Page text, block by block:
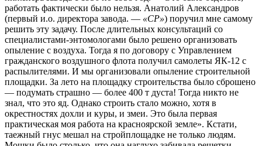
работать фактически было нельзя. Анатолий Александров
(первый и.о. директора завода. — «СР») поручил мне самому
решить эту задачу. После длительных консультаций со
специалистами-энтомологами было решено организовать
опыление с воздуха. Тогда я по договору с Управлением
гражданского воздушного флота получил самолеты ЯК-12 с
распылителями. И мы организовали опыление строительной
площадки. За лето на площадку строительства было сброшено
— подумать страшно — более 400 т дуста! Тогда никто не
знал, что это яд. Однако строить стало можно, хотя в
окрестностях дохли и куры, и змеи. Это была первая
практическая моя работа на красноярской земле». Кстати,
таежный гнус мешал на стройплощадке не только людям.